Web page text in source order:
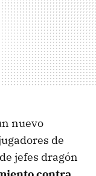
nuevo
de
jefes dragón